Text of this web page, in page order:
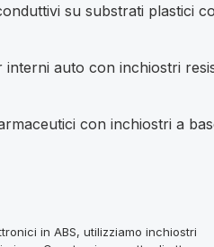
su substrati plastici
interni auto con inchiostri
con inchiostri a
in ABS, utilizziamo inchiostri